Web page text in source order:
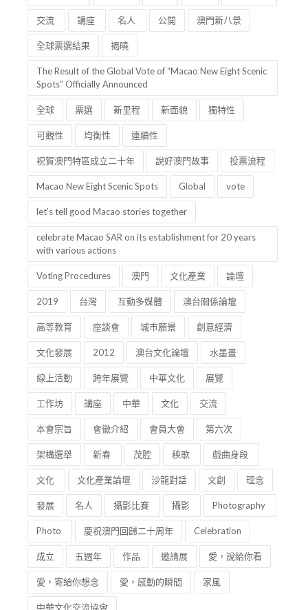
全球 票選 新里程 新面貌 獨特性
可觀性 均衡性 連續性
祝賀澳門特區成立二十年
Macao New Eight Scenic Spots
let’s tell good Macao stories together
celebrate Macao SAR on its establishment for 20 years
with various actions
Voting Procedures 澳門 文化產業 論壇
2019 台灣 互動多媒體 澳台關係論壇
高等教育 座談會 城市願景
文化發展 2012
線上活動 跨年展覽 中華文化
工作坊 講座 中華 文化 交流
本會宗旨 會徽介紹 會員大會 第六次
架構選舉 新春 茂腔 秧歌 戲曲身段
文化 文化產業論壇 沙龍對話 文創
發展 名人 攝影比賽 攝影 Photography
Photo 慶祝澳門回歸二十周年 Celebration
成立 五週年 作品 邀請展 愛，說給你看
愛，寄給你想念 愛，感動的瞬間 家風
中華文化交流協會
＃學習＃共產黨精神＃了解＃中國鐵路發展
孫中山先生 國家安全教育展 意識 責任
傳承 國共兩岸 經貿 介紹會 四週年
澳門之歌 頒獎典禮